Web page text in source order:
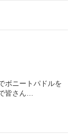
ボニートパドルを
皆さん…